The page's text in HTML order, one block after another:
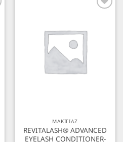
Προσθήκη
ΜΑΚΙΓΙΑΖ
REVITALASH® ADVANCED
EYELASH CONDITIONER-